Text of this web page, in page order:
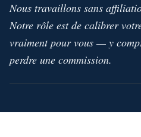
Nous travaillons sans
Notre rôle est de calibrer
vraiment pour vous — y
perdre une commission.